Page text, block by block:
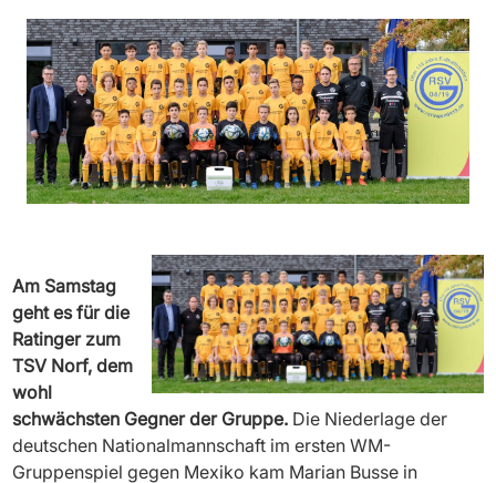
Am Samstag
geht es für die
Ratinger zum
TSV Norf, dem
wohl
schwächsten Gegner der Gruppe. Die Niederlage der
deutschen Nationalmannschaft im ersten WM-
Gruppenspiel gegen Mexiko kam Marian Busse in